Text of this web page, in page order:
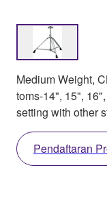
Medium Weight,
toms-14", 15",
setting with other
Pendaftaran